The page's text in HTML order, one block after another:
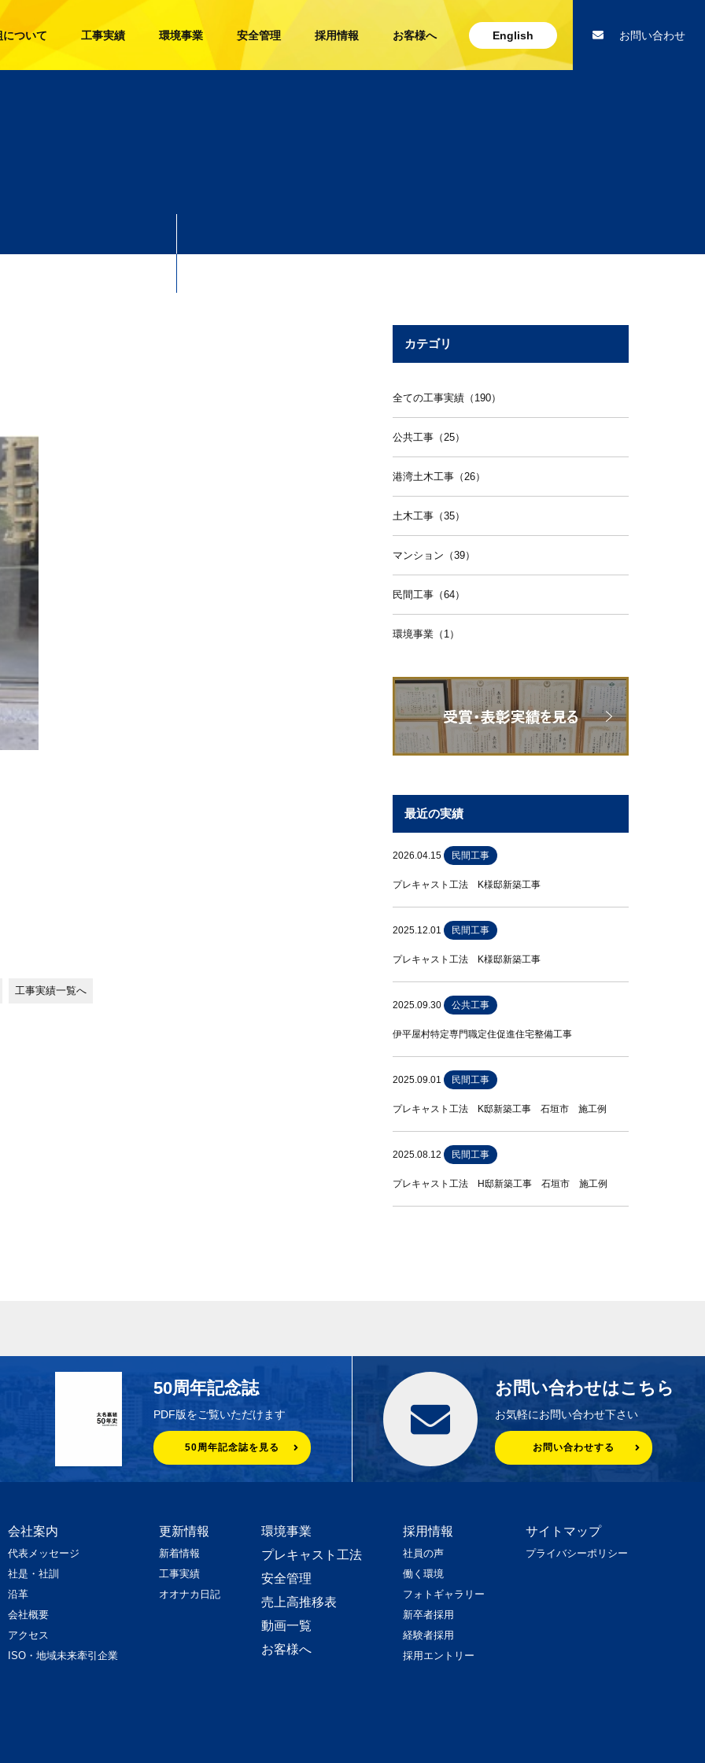
ついて 工事実績 環境事業 安全管理 採用情報 お客様へ English お問い合わせ
工事実績一覧へ
カテゴリ
全ての工事実績（190）
公共工事（25）
港湾土木工事（26）
土木工事（35）
マンション（39）
民間工事（64）
環境事業（1）
最近の実績
2026.04.15 民間工事
プレキャスト工法 K様邸新築工事
2025.12.01 民間工事
プレキャスト工法 K様邸新築工事
2025.09.30 公共工事
伊平屋村特定専門職定住促進住宅整備工事
2025.09.01 民間工事
プレキャスト工法 K邸新築工事 石垣市 施工例
2025.08.12 民間工事
プレキャスト工法 H邸新築工事 石垣市 施工例
50周年記念誌
PDF版をご覧いただけます
50周年記念誌を見る
お問い合わせはこちら
お気軽にお問い合わせ下さい
お問い合わせする
会社案内
代表メッセージ
社是・社訓
沿革
会社概要
アクセス
ISO・地域未来牽引企業
更新情報
新着情報
工事実績
オオナカ日記
環境事業
プレキャスト工法
安全管理
売上高推移表
動画一覧
お客様へ
採用情報
社員の声
働く環境
フォトギャラリー
新卒者採用
経験者採用
採用エントリー
サイトマップ
プライバシーポリシー